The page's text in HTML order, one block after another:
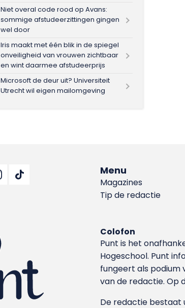
Niet overal code rood op Avans:
sommige afstudeerzittingen gingen
wel door
Iris maakt met één blik in de spiegel
onveiligheid van vrouwen zichtbaar
en wint daarmee afstudeerprijs
Microsoft de deur uit? Universiteit
Utrecht wil eigen mailomgeving
Menu
Magazines
Tip de redactie
Colofon
Punt is het
Hoge­school. Punt
fungeert als podium
van de redactie. Op
De redactie bestaat